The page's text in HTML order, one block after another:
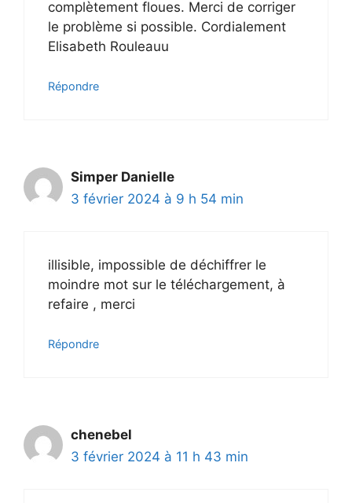
complètement floues. Merci de corriger
le problème si possible. Cordialement
Elisabeth Rouleauu
Répondre
Simper Danielle
3 février 2024 à 9 h 54 min
illisible, impossible de déchiffrer le
moindre mot sur le téléchargement, à
refaire , merci
Répondre
chenebel
3 février 2024 à 11 h 43 min